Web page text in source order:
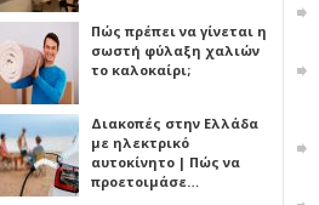
Πώς πρέπει να γίνεται η
σωστή φύλαξη χαλιών
το καλοκαίρι;
Διακοπές στην Ελλάδα
με ηλεκτρικό
αυτοκίνητο | Πώς να
προετοιμάσε…